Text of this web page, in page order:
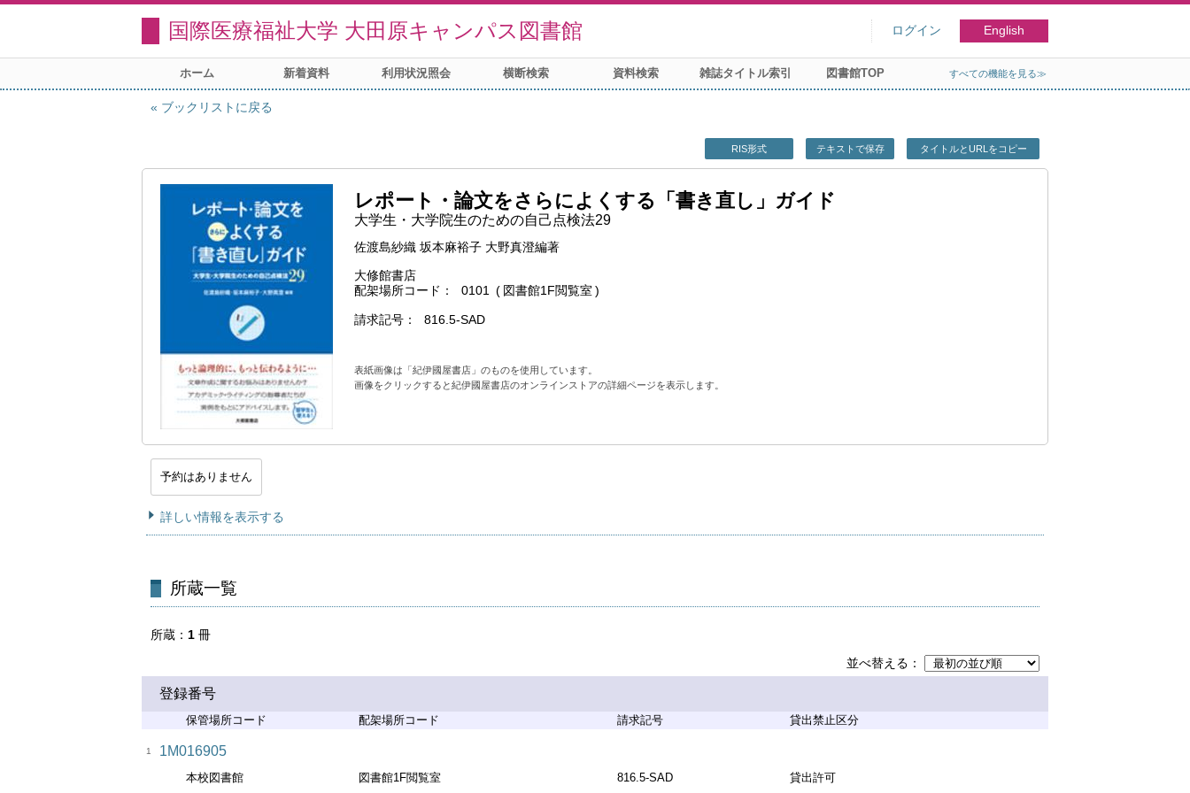
国際医療福祉大学 大田原キャンパス図書館 ログイン English
ホーム 新着資料 利用状況照会 横断検索 資料検索 雑誌タイトル索引 図書館TOP すべての機能を見る≫
ブックリストに戻る
RIS形式 テキストで保存 タイトルとURLをコピー
レポート・論文をさらによくする「書き直し」ガイド
大学生・大学院生のための自己点検法29
佐渡島紗織 坂本麻裕子 大野真澄編著
大修館書店
配架場所コード
0101 図書館1F閲覧室
請求記号 816.5-SAD
表紙画像は「紀伊國屋書店」のものを使用しています。
画像をクリックすると紀伊國屋書店のオンラインストアの詳細ページを表示します。
予約はありません
詳しい情報を表示する
所蔵一覧
所蔵 1 冊
並べ替える
登録番号
保管場所コード 配架場所コード 請求記号 貸出禁止区分
1 1M016905
本校図書館 図書館1F閲覧室 816.5-SAD 貸出許可